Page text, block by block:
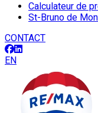
Calculateur de
St-Bruno de
CONTACT
EN